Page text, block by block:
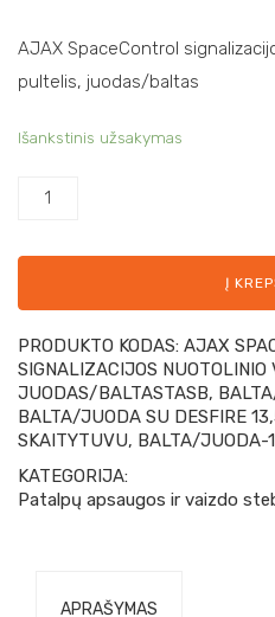
AJAX SpaceControl
pultelis, juodas/baltas
Išankstinis užsakymas
Į
PRODUKTO KODAS: AJAX
SIGNALIZACIJOS NUOTOLINIO
JUODAS/BALTASTASB,
BALTA/JUODA SU DESFIRE
SKAITYTUVU, BALTA/JUODA-1
KATEGORIJA:
Patalpų apsaugos ir vaizdo
APRAŠYMAS